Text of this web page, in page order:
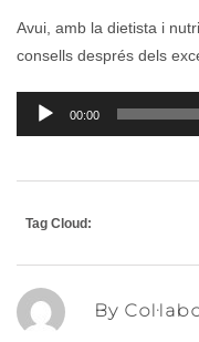
Avui, amb la dietista i
consells després dels
Reproductor
d'àudio
00:00
Tag Cloud:
By